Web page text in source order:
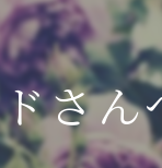
ャーメイン愛の学校
ジャーメインブレッ
ジュエリーさん